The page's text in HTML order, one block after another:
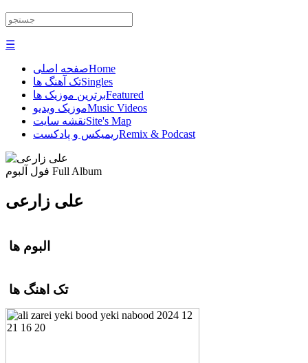
☰
صفحه اصلیHome
تک آهنگ هاSingles
برترین موزیک هاFeatured
موزیک ویدیوMusic Videos
نقشه سایتSite's Map
ریمیکس و پادکستRemix & Podcast
Full Album
علی زارعی
البوم ها
تک اهنگ ها